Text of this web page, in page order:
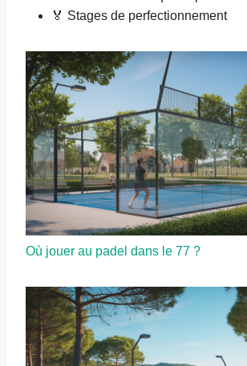
🏅 Stages de perfectionnement
Où jouer au padel dans le 77 ?